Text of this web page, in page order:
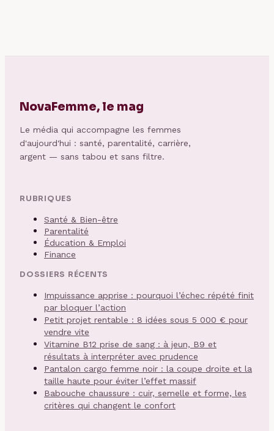
NovaFemme, le mag
Le média qui accompagne les femmes
d'aujourd'hui : santé, parentalité, carrière,
argent — sans tabou et sans filtre.
RUBRIQUES
Santé & Bien-être
Parentalité
Éducation & Emploi
Finance
DOSSIERS RÉCENTS
Impuissance apprise : pourquoi l’échec répété finit
par bloquer l’action
Petit projet rentable : 8 idées sous 5 000 € pour
vendre vite
Vitamine B12 prise de sang : à jeun, B9 et
résultats à interpréter avec prudence
Pantalon cargo femme noir : la coupe droite et la
taille haute pour éviter l’effet massif
Babouche chaussure : cuir, semelle et forme, les
critères qui changent le confort